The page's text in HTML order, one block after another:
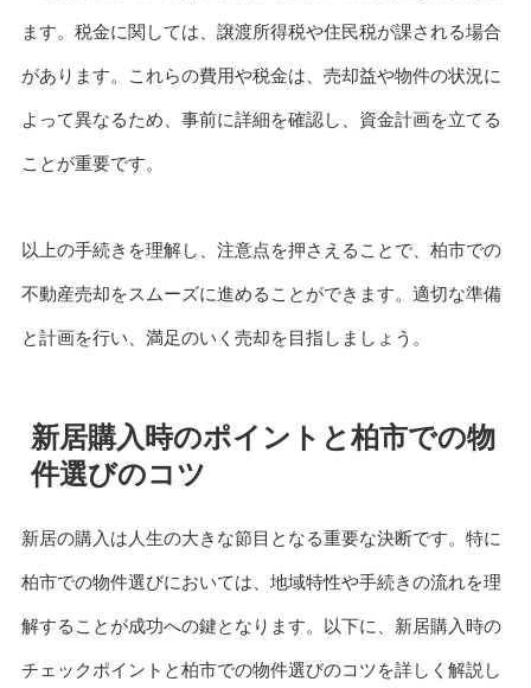
ます。税金に関しては、譲渡所得税や住民税が課される場合
があります。これらの費用や税金は、売却益や物件の状況に
よって異なるため、事前に詳細を確認し、資金計画を立てる
ことが重要です。
以上の手続きを理解し、注意点を押さえることで、柏市での
不動産売却をスムーズに進めることができます。適切な準備
と計画を行い、満足のいく売却を目指しましょう。
新居購入時のポイントと柏市での物
件選びのコツ
新居の購入は人生の大きな節目となる重要な決断です。特に
柏市での物件選びにおいては、地域特性や手続きの流れを理
解することが成功への鍵となります。以下に、新居購入時の
チェックポイントと柏市での物件選びのコツを詳しく解説し